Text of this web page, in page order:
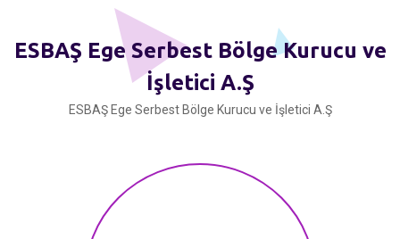
ESBAŞ Ege Serbest Bölge Kurucu ve
İşletici A.Ş
ESBAŞ Ege Serbest Bölge Kurucu ve İşletici A.Ş